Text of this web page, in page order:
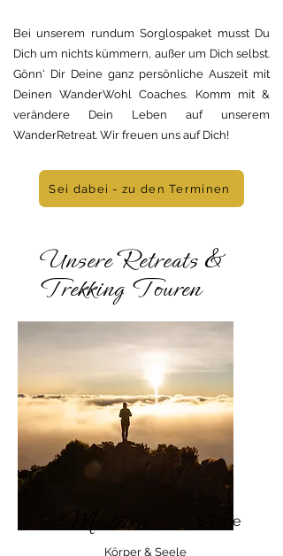
Bei unserem rundum Sorglospaket musst Du
Dich um nichts kümmern, außer um Dich selbst.
Gönn' Dir Deine ganz persönliche Auszeit mit
Deinen WanderWohl Coaches. Komm mit &
verändere Dein Leben auf unserem
WanderRetreat. Wir freuen uns auf Dich!
Sei dabei - zu den Terminen
Unsere Retreats &
Trekking Touren
Madeira 8 Tage
Körper & Seele